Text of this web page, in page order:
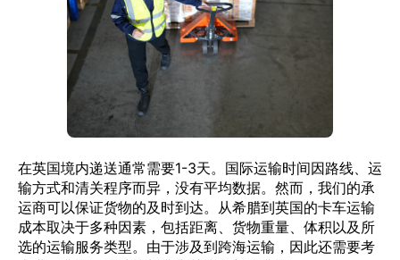
在英国境内递送通常需要1-3天。国际运输时间因路线、运
输方式和清关程序而异，没有平均数据。然而，我们的承
运商可以保证货物的及时到达。从希腊到英国的卡车运输
成本取决于多种因素，包括距离、货物重量、体积以及所
选的运输服务类型。由于涉及到跨海运输，因此还需要考